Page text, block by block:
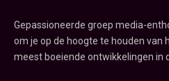
Gepassioneerde groep media-
om je op de hoogte te houden van
meest boeiende ontwikkelingen in